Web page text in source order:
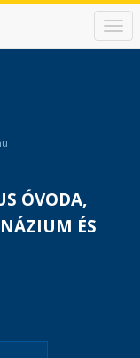
N
a
ÓVODA,
ÉS